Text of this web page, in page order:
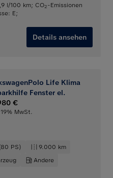
l/100 km; CO2-Emissionen
E;
Details ansehen
Life Klima
Fenster el.
€
MwSt.
PS)
9.000 km
Andere